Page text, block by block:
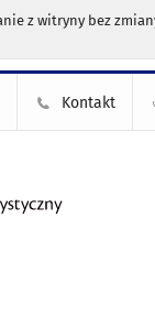
z witryny bez
Kontakt